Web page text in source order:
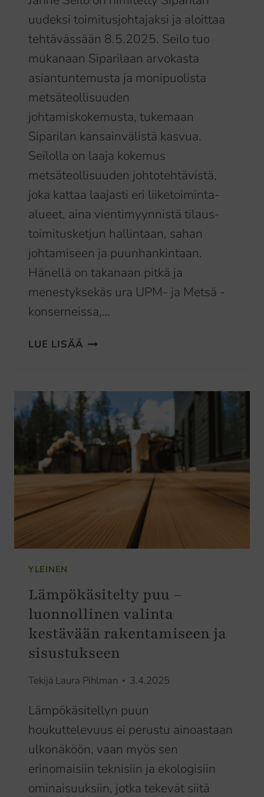
uudeksi toimitusjohtajaksi ja aloittaa
tehtävässään 8.5.2025. Seilo tuo
mukanaan Siparilaan arvokasta
asiantuntemusta ja monipuolista
metsäteollisuuden
johtamiskokemusta, tukemaan
Siparilan kansainvälistä kasvua.
Seilolla on laaja kokemus
metsäteollisuuden johtotehtävistä,
joka kattaa laajasti eri liiketoiminta-
alueet, aina vientimyynnistä tilaus-
toimitusketjun hallintaan, sahan
johtamiseen ja puunhankintaan.
Hänellä on takanaan pitkä ja
menestyksekäs ura UPM- ja Metsä -
konserneissa,…
LUE LISÄÄ JANNE
OY:N
TOIMITUSJOHTAJANA
8.5.2025
YLEINEN
Lämpökäsitelty puu –
luonnollinen valinta
kestävään rakentamiseen ja
sisustukseen
Tekijä Laura Pihlman 3.4.2025
Lämpökäsitellyn puun
houkuttelevuus ei perustu ainoastaan
ulkonäköön, vaan myös sen
erinomaisiin teknisiin ja ekologisiin
ominaisuuksiin, jotka tekevät siitä